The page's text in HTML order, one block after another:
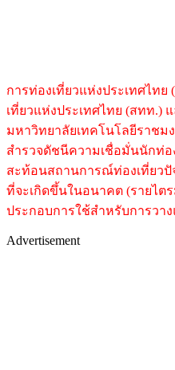
การท่องเที่ยวแห่งประเทศไท
เที่ยวแห่งประเทศไทย (สทท.)
มหาวิทยาลัยเทคโนโลยีราชม
สำรวจดัชนีความเชื่อมั่นนักท่อ
สะท้อนสถานการณ์ท่องเที่ยว
ที่จะเกิดขึ้นในอนาคต (รายไต
ประกอบการใช้สำหรับการวา
Advertisement